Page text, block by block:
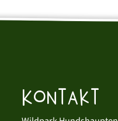
Kontakt